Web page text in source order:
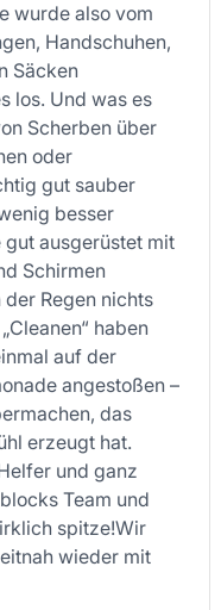
wurde also vom
Handschuhen,
Säcken
los. Und was es
Scherben über
oder
gut sauber
besser
ausgerüstet mit
Schirmen
Regen nichts
haben
auf der
angestoßen –
das
erzeugt hat.
und ganz
Team und
spitze!Wir
wieder mit